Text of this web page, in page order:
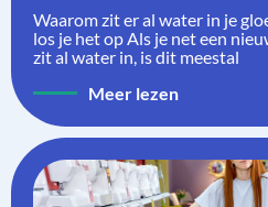
Waarom zit er al water in je
los je het op Als je net een
zit al water in, is dit meestal
Meer lezen